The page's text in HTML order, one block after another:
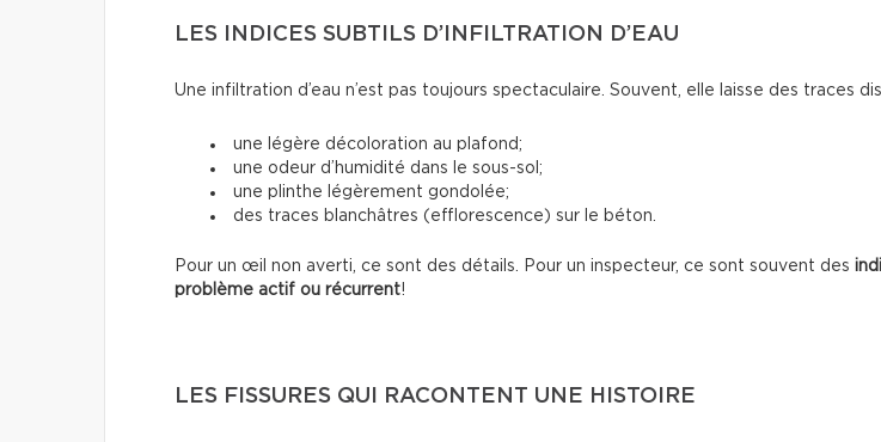
LES INDICES SUBTILS D’INFILTRATION D’EAU
Une infiltration d’eau n’est pas toujours spectaculaire. Souvent, elle laisse des traces
une légère décoloration au plafond;
une odeur d’humidité dans le sous-sol;
une plinthe légèrement gondolée;
des traces blanchâtres (efflorescence) sur le béton.
Pour un œil non averti, ce sont des détails. Pour un inspecteur, ce sont souvent des
problème actif ou récurrent!
LES FISSURES QUI RACONTENT UNE HISTOIRE